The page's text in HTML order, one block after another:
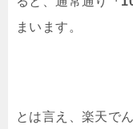
まいます。
とは言え、楽天で